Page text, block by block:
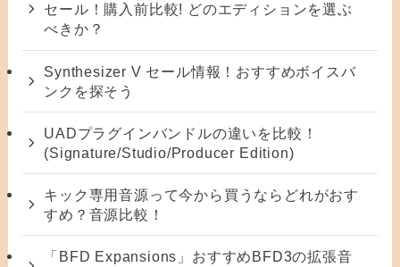
セール！購入前比較! どのエディションを選ぶ
べきか？
Synthesizer V セール情報！おすすめボイスバ
ンクを探そう
UADプラグインバンドルの違いを比較！
(Signature/Studio/Producer Edition)
キック専用音源って今から買うならどれがおす
すめ？音源比較！
「BFD Expansions」おすすめBFD3の拡張音